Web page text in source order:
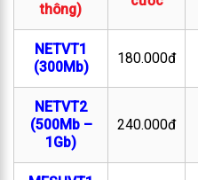
thông)
NETVT1
(300Mb)
180.000đ
NETVT2
(500Mb –
1Gb)
240.000đ